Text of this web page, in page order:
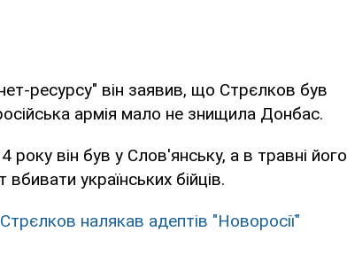
ресурсу" він заявив, що Стрєлков був
армія мало не знищила Донбас.
року він був у Слов'янську, а в травні його
українських бійців.
налякав адептів "Новоросії"